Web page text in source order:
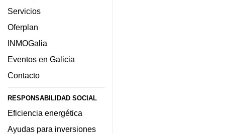
Servicios
Oferplan
INMOGalia
Eventos en Galicia
Contacto
RESPONSABILIDAD SOCIAL
Eficiencia energética
Ayudas para inversiones